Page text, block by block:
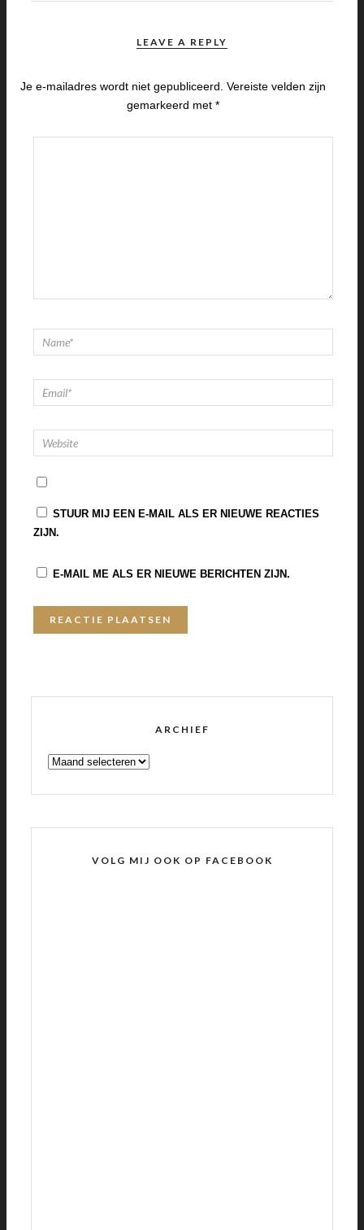
LEAVE A REPLY
Je e-mailadres wordt niet gepubliceerd. Vereiste velden zijn
gemarkeerd met*
STUUR MIJ EEN E-MAIL ALS ER NIEUWE REACTIES
ZIJN.
E-MAIL ME ALS ER NIEUWE BERICHTEN ZIJN.
ARCHIEF
ARCHIEF
VOLG MIJ OOK OP FACEBOOK